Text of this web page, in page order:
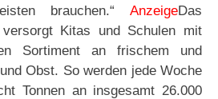
brauchen.“ AnzeigeDas
versorgt Kitas und Schulen mit
Sortiment an frischem und
Obst. So werden jede Woche
Tonnen an insgesamt 26.000